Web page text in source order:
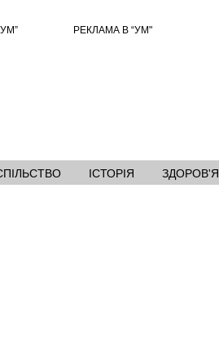
РЕКЛАМА В “УМ"
ІСТОРІЯ ЗДОРОВ'Я